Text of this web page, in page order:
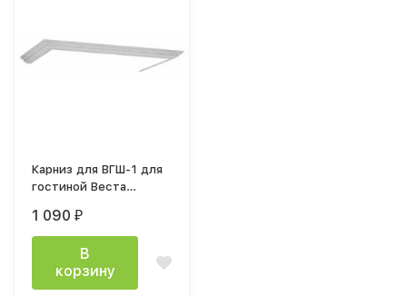
Карниз для ВГШ-1 для
гостиной Веста
анкор светлый
1 090 ₽
В
корзину